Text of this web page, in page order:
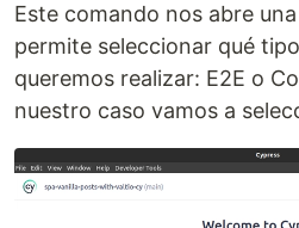
Este comando nos abre
permite seleccionar qué
queremos realizar: E2E o
nuestro caso vamos a